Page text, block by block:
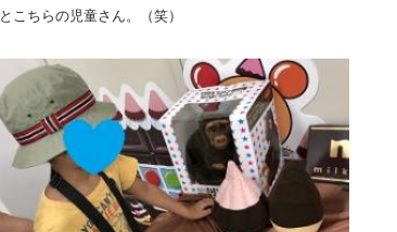
とこちらの児童さん。（笑）